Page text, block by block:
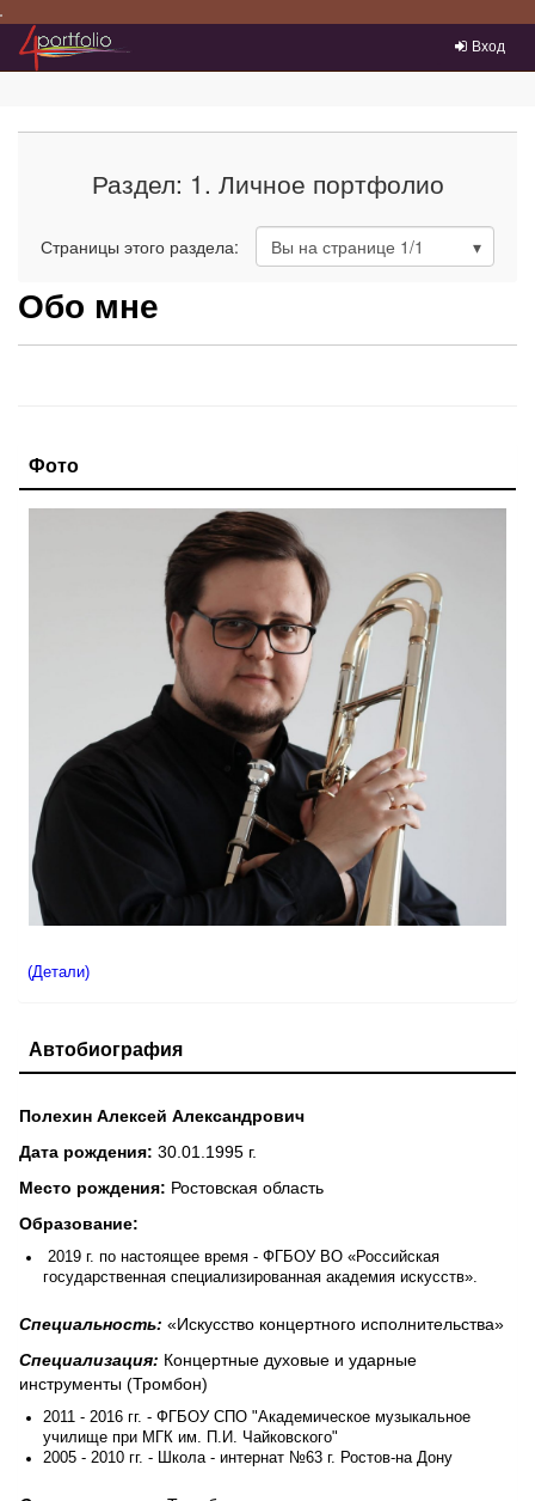
Преейти на главное меню
Вход
Раздел: 1. Личное портфолио
Страницы этого раздела: Вы на странице 1/1
Обо мне
Фото
(Детали)
Автобиография
Полехин Алексей Александрович
Дата рождения: 30.01.1995 г.
Место рождения: Ростовская область
Образование:
2019 г. по настоящее время - ФГБОУ ВО «Российская
государственная специализированная академия искусств».
Специальность: «Искусство концертного исполнительства»
Специализация: Концертные духовые и ударные
инструменты (Тромбон)
2011 - 2016 гг. - ФГБОУ СПО "Академическое музыкальное
училище при МГК им. П.И. Чайковского"
2005 - 2010 гг. - Школа - интернат №63 г. Ростов-на Дону